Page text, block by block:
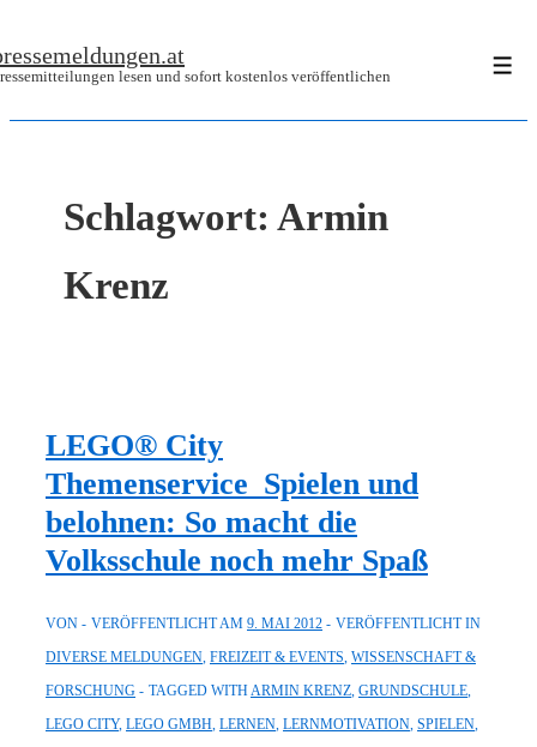
Zum
lesen und sofort kostenlos veröffentlichen
Schlagwort: Armin
Krenz
LEGO® City
Themenservice_Spielen und
belohnen: So macht die
Volksschule noch mehr Spaß
VON VERÖFFENTLICHT AM 9. MAI 2012
VERÖFFENTLICHT IN
DIVERSE MELDUNGEN, FREIZEIT & EVENTS, WISSENSCHAFT &
FORSCHUNG
TAGGED WITHARMIN KRENZ, GRUNDSCHULE,
LEGO CITY, LEGO GMBH, LERNEN, LERNMOTIVATION, SPIELEN,